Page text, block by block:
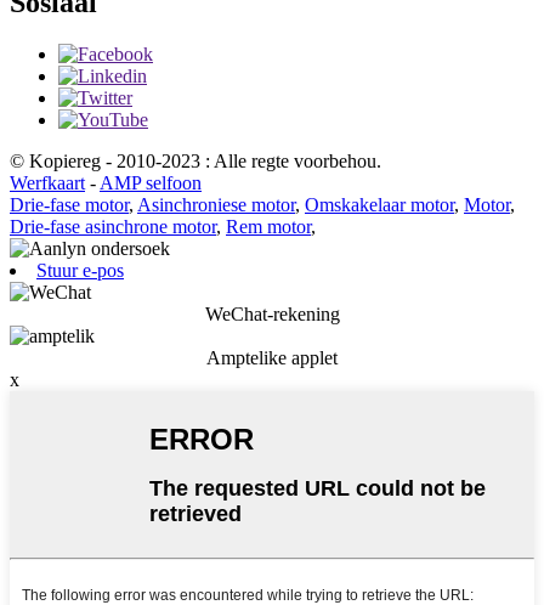
© Kopiereg - 2010-2023 : Alle regte voorbehou.
Werfkaart - AMP selfoon
Drie-fase motor, Asinchroniese motor, Omskakelaar motor, Motor,
Drie-fase asinchrone motor, Rem motor,
Stuur e-pos
WeChat-rekening
Amptelike applet
x